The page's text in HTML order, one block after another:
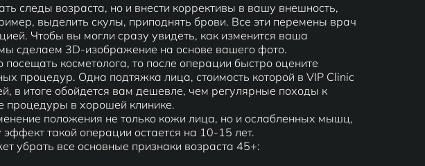
следы возраста, но и внести коррективы в вашу внешность,
выделить скулы, приподнять брови. Все эти перемены врач
Чтобы вы могли сразу увидеть, как изменится ваша
сделаем 3D-изображение на основе вашего фото.
косметолога, то после операции быстро оцените
процедур. Одна подтяжка лица, стоимость которой в VIP Clinic
в итоге обойдется вам дешевле, чем регулярные походы к
процедуры в хорошей клинике.
положения не только кожи лица, но и ослабленных мышц,
такой операции остается на 10-15 лет.
убрать все основные признаки возраста 45+: